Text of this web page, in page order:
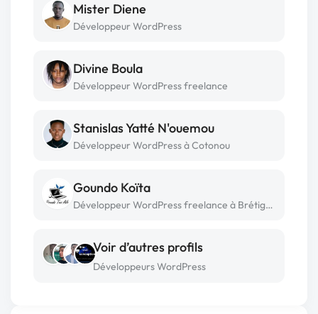
Mister Diene
Développeur WordPress
Divine Boula
Développeur WordPress freelance
Stanislas Yatté N'ouemou
Développeur WordPress à Cotonou
Goundo Koïta
Développeur WordPress freelance à Brétigny sur orge
Voir d’autres profils
Développeurs WordPress